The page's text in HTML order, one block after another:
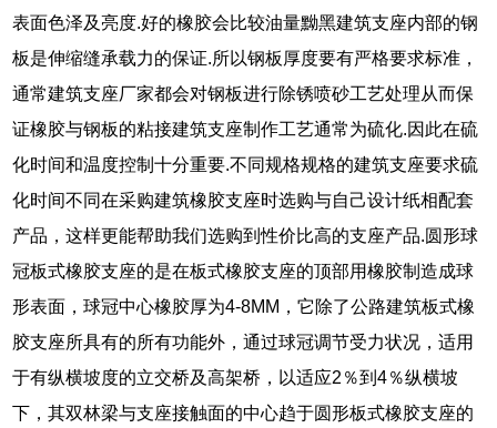
表面色泽及亮度.好的橡胶会比较油量黝黑建筑支座内部的钢
板是伸缩缝承载力的保证.所以钢板厚度要有严格要求标准，
通常建筑支座厂家都会对钢板进行除锈喷砂工艺处理从而保
证橡胶与钢板的粘接建筑支座制作工艺通常为硫化.因此在硫
化时间和温度控制十分重要.不同规格规格的建筑支座要求硫
化时间不同在采购建筑橡胶支座时选购与自己设计纸相配套
产品，这样更能帮助我们选购到性价比高的支座产品.圆形球
冠板式橡胶支座的是在板式橡胶支座的顶部用橡胶制造成球
形表面，球冠中心橡胶厚为4-8MM，它除了公路建筑板式橡
胶支座所具有的所有功能外，通过球冠调节受力状况，适用
于有纵横坡度的立交桥及高架桥，以适应2％到4％纵横坡
下，其双林梁与支座接触面的中心趋于圆形板式橡胶支座的